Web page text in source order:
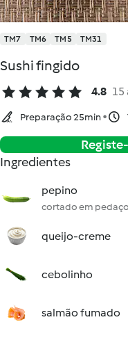
TM7 TM6 TM5 TM31
Sushi fingido
4.8 15
Preparação 25min
Ingredientes
pepino
cortado em
queijo-creme
cebolinho
salmão fumado